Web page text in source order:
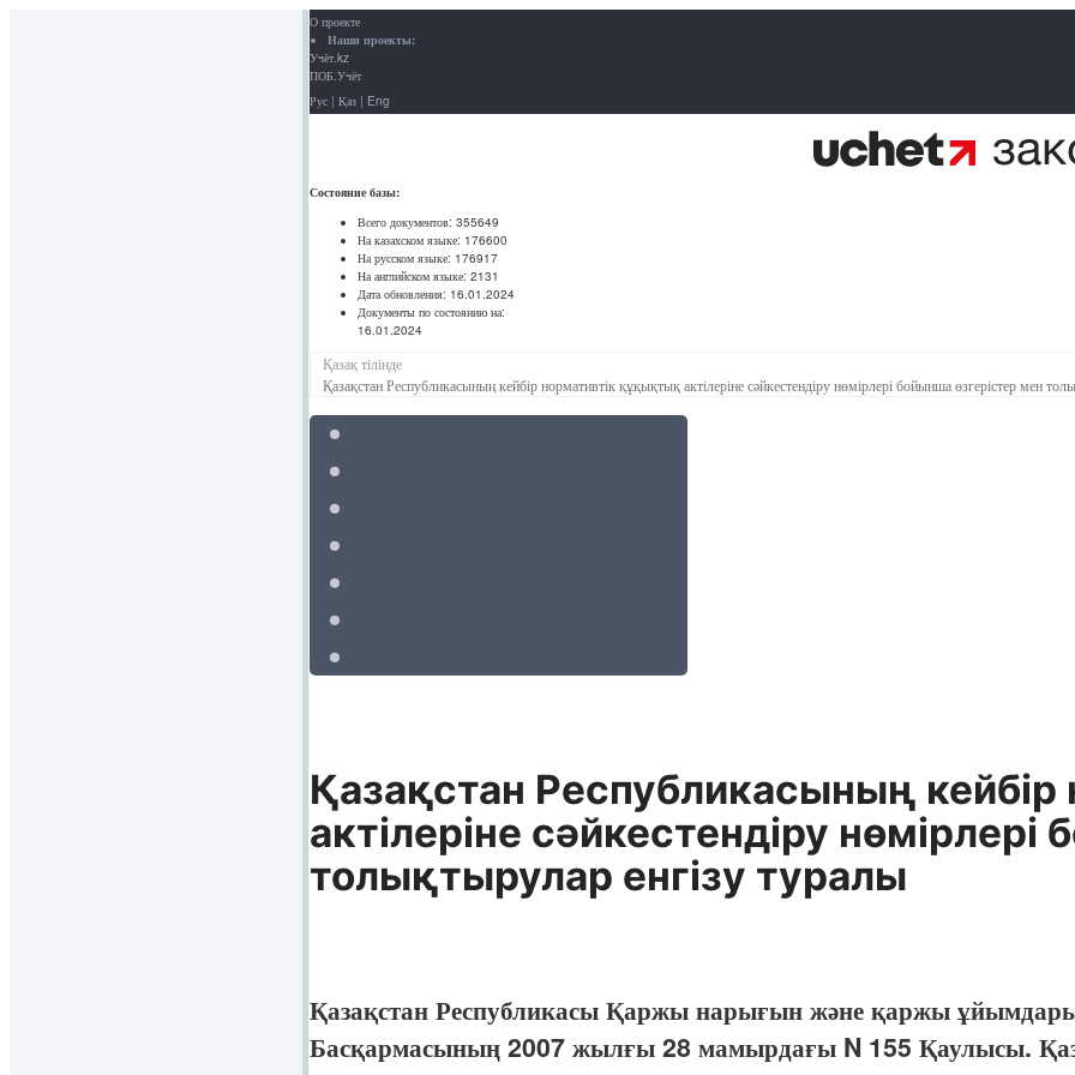
О проекте
Наши проекты:
Учёт.kz
ПОБ.Учёт
Рус | Қаз | Eng
Состояние базы:
Всего документов: 355649
На казахском языке: 176600
На русском языке: 176917
На английском языке: 2131
Дата обновления: 16.01.2024
Документы по состоянию на:
16.01.2024
Қазақ тілінде
Қазақстан Республикасының кейбір нормативтік құқықтық актілеріне сәйкестендіру нөмірлері бойынша өзгерістер мен
Қазақстан Республикасының
актілеріне сәйкестендіру
толықтырулар енгізу туралы
Қазақстан Республикасы Қаржы нарығын және қаржы ұйымдарын
Басқармасының 2007 жылғы 28 мамырдағы N 155 Қаулысы.